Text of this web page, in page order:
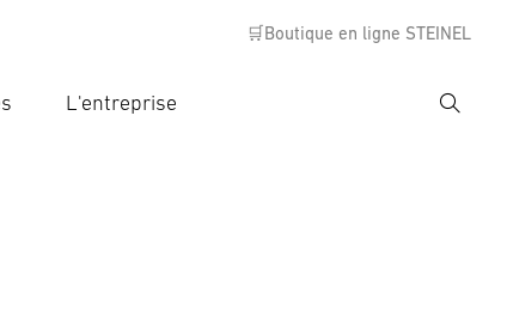
🛒Boutique en ligne STEINEL
L'entreprise